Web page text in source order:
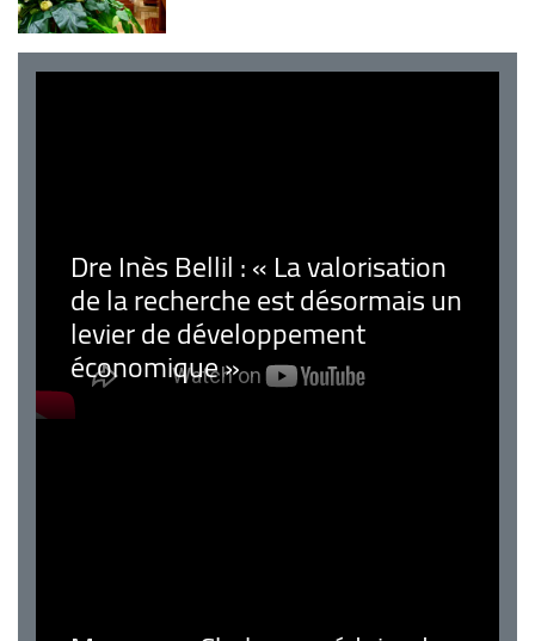
Dre Inès Bellil : « La valorisation
de la recherche est désormais un
levier de développement
économique »